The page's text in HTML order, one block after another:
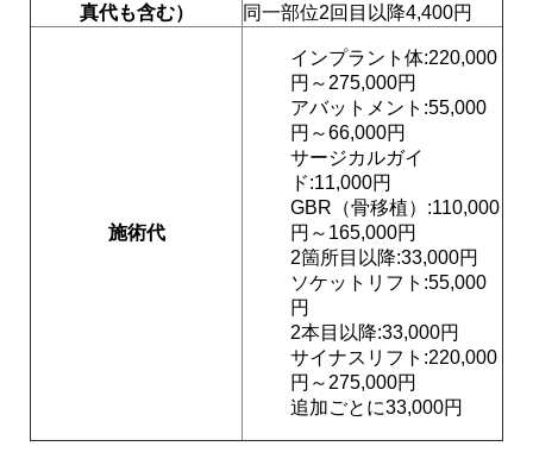
真代も含む）
同一部位2回目以降4,400円
施術代
インプラント体:220,000
円～275,000円
アバットメント:55,000
円～66,000円
サージカルガイ
ド:11,000円
GBR（骨移植）:110,000
円～165,000円
2箇所目以降:33,000円
ソケットリフト:55,000
円
2本目以降:33,000円
サイナスリフト:220,000
円～275,000円
追加ごとに33,000円